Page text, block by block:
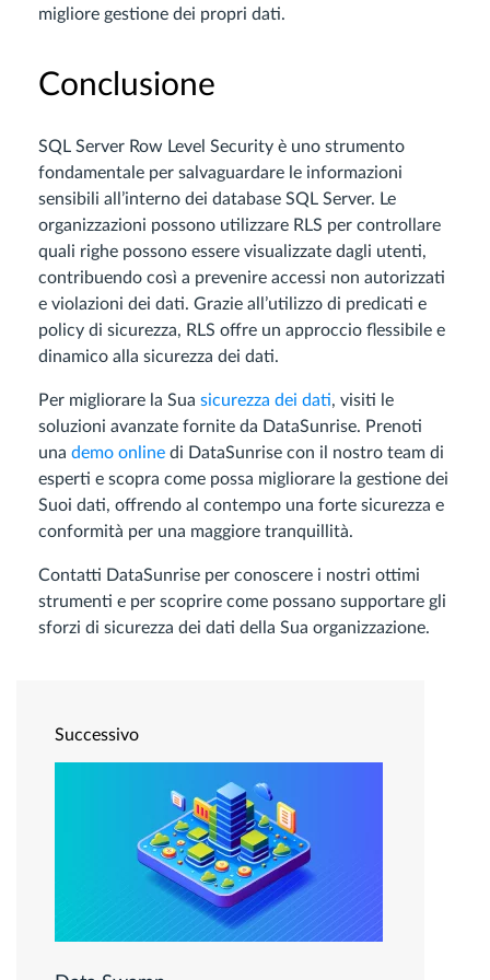
migliore gestione dei propri dati.
Conclusione
SQL Server Row Level Security è uno strumento
fondamentale per salvaguardare le informazioni
sensibili all’interno dei database SQL Server. Le
organizzazioni possono utilizzare RLS per controllare
quali righe possono essere visualizzate dagli utenti,
contribuendo così a prevenire accessi non autorizzati
e violazioni dei dati. Grazie all’utilizzo di predicati e
policy di sicurezza, RLS offre un approccio flessibile e
dinamico alla sicurezza dei dati.
Per migliorare la Sua sicurezza dei dati, visiti le
soluzioni avanzate fornite da DataSunrise. Prenoti
una demo online di DataSunrise con il nostro team di
esperti e scopra come possa migliorare la gestione dei
Suoi dati, offrendo al contempo una forte sicurezza e
conformità per una maggiore tranquillità.
Contatti DataSunrise per conoscere i nostri ottimi
strumenti e per scoprire come possano supportare gli
sforzi di sicurezza dei dati della Sua organizzazione.
Successivo